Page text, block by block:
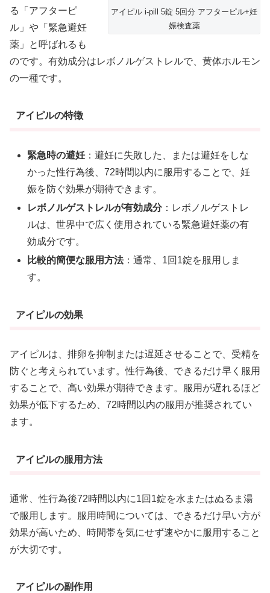
アイピル i-pill 5錠 5回分 アフターピル+妊
娠検査薬
る「アフターピ
ル」や「緊急避妊
薬」と呼ばれるも
のです。有効成分はレボノルゲストレルで、黄体ホルモン
の一種です。
アイピルの特徴
緊急時の避妊：避妊に失敗した、または避妊をしな
かった性行為後、72時間以内に服用することで、妊
娠を防ぐ効果が期待できます。
レボノルゲストレルが有効成分：レボノルゲストレ
ルは、世界中で広く使用されている緊急避妊薬の有
効成分です。
比較的簡便な服用方法：通常、1回1錠を服用しま
す。
アイピルの効果
アイピルは、排卵を抑制または遅延させることで、受精を
防ぐと考えられています。性行為後、できるだけ早く服用
することで、高い効果が期待できます。服用が遅れるほど
効果が低下するため、72時間以内の服用が推奨されてい
ます。
アイピルの服用方法
通常、性行為後72時間以内に1回1錠を水またはぬるま湯
で服用します。服用時間については、できるだけ早い方が
効果が高いため、時間帯を気にせず速やかに服用すること
が大切です。
アイピルの副作用